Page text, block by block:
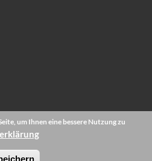
um Ihnen eine bessere Nutzung zu